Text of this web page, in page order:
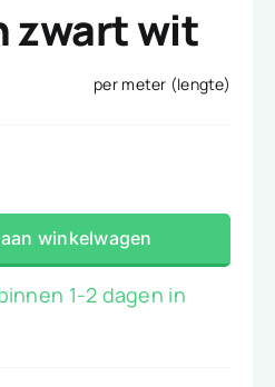
zwart wit
per meter (lengte)
winkelwagen
1-2 dagen in